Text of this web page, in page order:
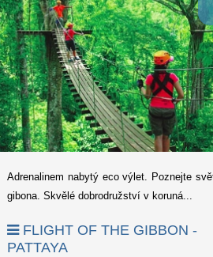
Adrenalinem nabytý eco výlet. Poznejte
gibona. Skvělé dobrodružství v koruná...
FLIGHT OF THE GIBBON -
PATTAYA